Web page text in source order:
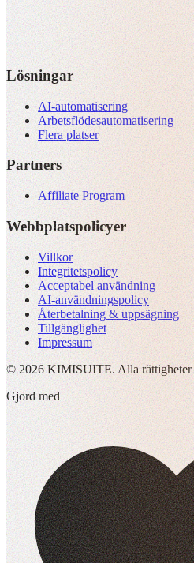
Lösningar
AI-automatisering
Arbetsflödesautomatisering
Flera platser
Partners
Affiliate Program
Webbplatspolicyer
Villkor
Integritetspolicy
Acceptabel användning
AI-användningspolicy
Återbetalning & uppsägning
Tillgänglighet
Impressum
© 2026 KIMISUITE. Alla rättigheter
Gjord med